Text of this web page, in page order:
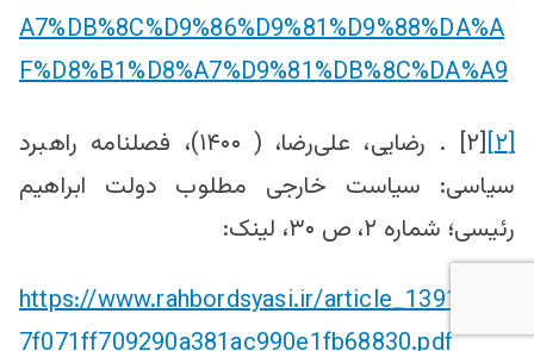
A7%DB%8C%D9%86%D9%81%D9%88%DA%A
F%D8%B1%D8%A7%D9%81%DB%8C%DA%A9
[۲]
[۲] . رضایی، علی‌رضا، ( ۱۴۰۰)، فصلنامه راهبرد
سیاسی: سیاست خارجی مطلوب دولت ابراهیم
رئیسی؛ شماره ۲، ص ۳۰، لینک:
https://www.rahbordsyasi.ir/article_139124_2
7f071ff709290a381ac990e1fb68830.pdf